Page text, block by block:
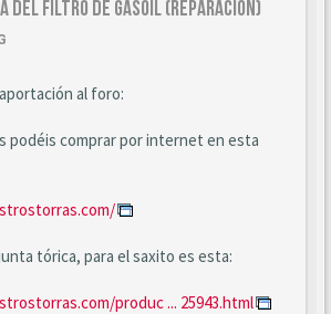
del filtro de gasoil (reparación)
al foro:
podéis comprar por internet en esta
tórica, para el saxito es esta:
produc ... 25943.html